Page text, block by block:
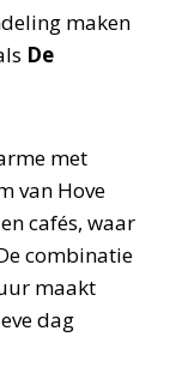
maken
De
met
van Hove
cafés, waar
combinatie
maakt
dag